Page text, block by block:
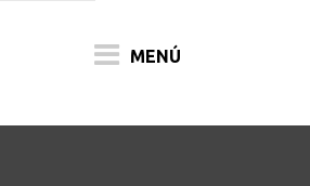
MENÚ